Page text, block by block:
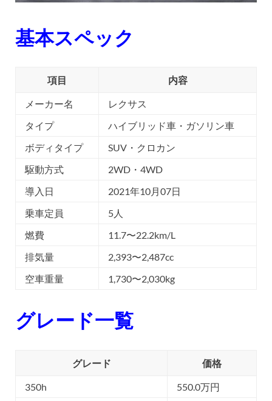
基本スペック
項目 内容
メーカー名
レクサス
タイプ
ハイブリッド車・ガソリン車
ボディタイプ
SUV・クロカン
駆動方式
2WD・4WD
導入日
2021年10月07日
乗車定員
5人
燃費
11.7〜22.2km/L
排気量
2,393〜2,487cc
空車重量
1,730〜2,030kg
グレード一覧
グレード 価格
350h 550.0万円